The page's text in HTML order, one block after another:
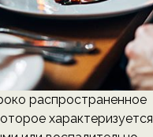
распространенное
характеризуется